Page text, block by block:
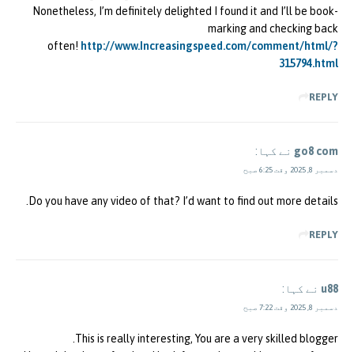
Nonetheless, I’m definitely delighted I found it and I’ll be book-
marking and checking back
often! http://www.Increasingspeed.com/comment/html/?
315794.html
REPLY
go8 com نے کہا:
دسمبر 8, 2025 وقت 6:25 صبح
Do you have any video of that? I’d want to find out more details.
REPLY
u88 نے کہا:
دسمبر 8, 2025 وقت 7:22 صبح
This is really interesting, You are a very skilled blogger.